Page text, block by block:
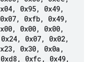
, 0x95, 0x49,
0x07, 0xfb, 0x49,
, 0x00, 0x00,
0x24, 0x07, 0x02,
, 0x30, 0x0a ,
0xd8 , 0xfc , 0x49,